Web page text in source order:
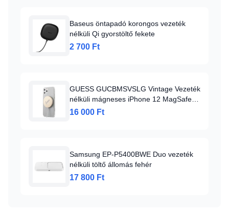
Baseus öntapadó korongos vezeték
nélküli Qi gyorstöltő fekete
2 700 Ft
GUESS GUCBMSVSLG Vintage Vezeték
nélküli mágneses iPhone 12 MagSafe
töltő 15W arany
16 000 Ft
Samsung EP-P5400BWE Duo vezeték
nélküli töltő állomás fehér
17 800 Ft